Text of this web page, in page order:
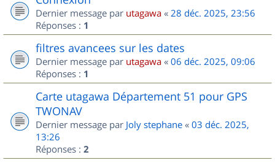
Dernier message par utagawa « 28 déc. 2025, 23:56
Réponses : 1
filtres avancees sur les dates
Dernier message par utagawa « 06 déc. 2025, 09:06
Réponses : 1
Carte utagawa Département 51 pour GPS
TWONAV
Dernier message par Joly stephane « 03 déc. 2025,
13:26
Réponses : 2